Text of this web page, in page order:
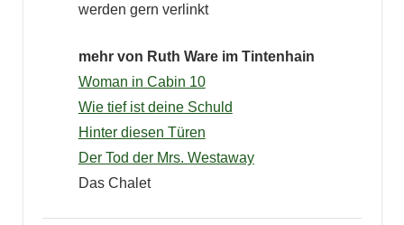
werden gern verlinkt
mehr von Ruth Ware im Tintenhain
Woman in Cabin 10
Wie tief ist deine Schuld
Hinter diesen Türen
Der Tod der Mrs. Westaway
Das Chalet